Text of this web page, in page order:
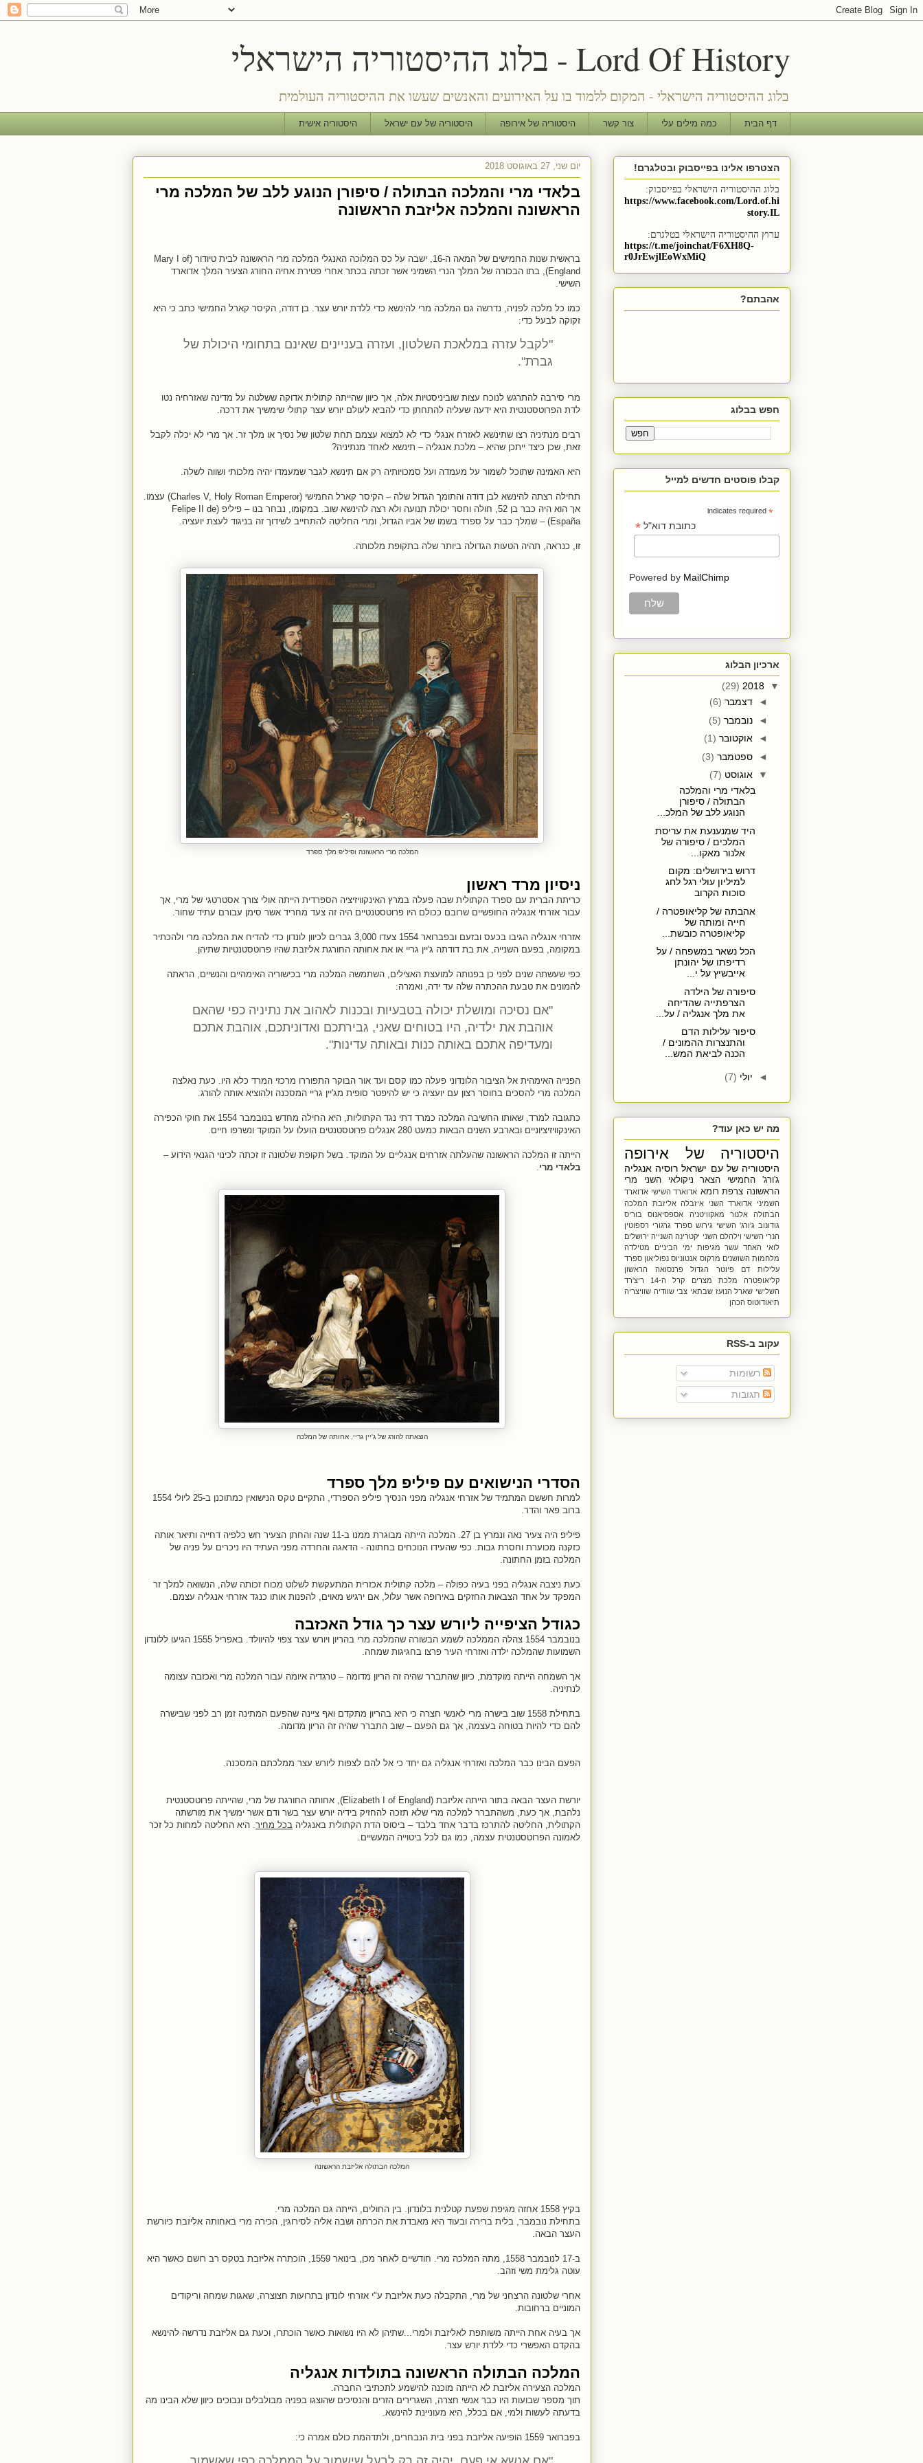
Lord Of History - בלוג ההיסטוריה הישראלי
בלוג ההיסטוריה הישראלי - המקום ללמוד בו על האירועים והאנשים שעשו את ההיסטוריה העולמית
דף הבית כמה מילים עלי צור קשר היסטוריה של אירופה היסטוריה של עם ישראל היסטוריה אישית
יום שני, 27 באוגוסט 2018
בלאדי מרי והמלכה הבתולה / סיפורן הנוגע ללב של המלכה מרי
הראשונה והמלכה אליזבת הראשונה
בראשית שנות החמישים של המאה ה-16, ישבה על כס המלוכה האנגלי המלכה מרי הראשונה לבית טיודור (Mary I of
England), בתו הבכורה של המלך הנרי השמיני אשר זכתה בכתר אחרי פטירת אחיה החורג הצעיר המלך אדוארד
השישי.
כמו כל מלכה לפניה, נדרשה גם המלכה מרי להינשא כדי ללדת יורש עצר. בן דודה, הקיסר קארל החמישי כתב כי היא
זקוקה לבעל כדי:
"לקבל עזרה במלאכת השלטון, ועזרה בעניינים שאינם בתחומי היכולת של
גברת".
מרי סירבה להתרגש לנוכח עצות שוביניסטיות אלה, אך כיוון שהייתה קתולית אדוקה ששלטה על מדינה שאזרחיה נטו
לדת הפרוטסטנטית היא ידעה שעליה להתחתן כדי להביא לעולם יורש עצר קתולי שימשיך את דרכה.
רבים מנתיניה רצו שתינשא לאזרח אנגלי כדי לא למצוא עצמם תחת שלטון של נסיך או מלך זר. אך מרי לא יכלה לקבל
זאת, שכן כיצד ייתכן שהיא – מלכת אנגליה – תינשא לאחד מנתיניה?
היא האמינה שתוכל לשמור על מעמדה ועל סמכויותיה רק אם תינשא לגבר שמעמדו יהיה מלכותי ושווה לשלה.
תחילה רצתה להינשא לבן דודה והתומך הגדול שלה – הקיסר קארל החמישי (Charles V, Holy Roman Emperor) עצמו.
אך הוא היה כבר בן 52, חולה וחסר יכולת תנועה ולא רצה להינשא שוב.
במקומו, נבחר בנו – פיליפ (Felipe II de
España) – שמלך כבר על ספרד בשמו של אביו הגדול, ומרי החליטה להתחייב לשידוך זה בניגוד לעצת יועציה.
זו, כנראה, תהיה הטעות הגדולה ביותר שלה בתקופת מלכותה.
המלכה מרי הראשונה ופיליפ מלך ספרד
ניסיון מרד ראשון
כריתת הברית עם ספרד הקתולית שבה פעלה במרץ האינקוויזיציה הספרדית הייתה אולי צורך אסטרטגי של מרי, אך
עבור אזרחי אנגליה החופשיים שרובם ככולם היו פרוטסטנטיים היה זה צעד מחריד אשר סימן עבורם עתיד שחור.
אזרחי אנגליה הגיבו בכעס ובזעם ובפברואר 1554 צעדו 3,000 גברים לכיוון לונדון כדי להדיח את המלכה מרי ולהכתיר
במקומה, בפעם השנייה, את בת דודתה ג'יין גריי או את אחותה החורגת אליזבת שהיו פרוטסטנטיות שתיהן.
כפי שעשתה שנים לפני כן בפנותה למועצת האצילים, השתמשה המלכה מרי בכישוריה האימהיים והנשיים, הראתה
להמונים את טבעת ההכתרה שלה עד ידה, ואמרה:
"אם נסיכה ומושלת יכולה בטבעיות ובכנות לאהוב את נתיניה כפי שהאם
אוהבת את ילדיה, היו בטוחים שאני, גבירתכם ואדוניתכם, אוהבת אתכם
ומעדיפה אתכם באותה כנות ובאותה עדינות".
הפנייה האימהית אל הציבור הלונדוני פעלה כמו קסם ועד אור הבוקר התפוררו מרכזי המרד כלא היו. כעת נאלצה
המלכה מרי להסכים בחוסר רצון עם יועציה כי יש להיפטר סופית מג'יין גריי המסכנה ולהוציא אותה להורג.
כתגובה למרד, שאותו החשיבה המלכה כמרד דתי נגד הקתוליות, היא החילה מחדש בנובמבר 1554 את חוקי הכפירה
האינקוויזיציוניים ובארבע השנים הבאות כמעט 280 אנגלים פרוטסטנטים הועלו על המוקד ונשרפו חיים.
הייתה זו המלכה הראשונה שהעלתה אזרחים אנגליים על המוקד. בשל תקופת שלטונה זו זכתה לכינוי הגנאי הידוע –
בלאדי מרי.
הוצאתה להורג של ג'יין גריי, אחותה של המלכה
הסדרי הנישואים עם פיליפ מלך ספרד
למרות חששם המתמיד של אזרחי אנגליה מפני הנסיך פיליפ הספרדי
, התקיים טקס הנישואין כמתוכנן ב-25 ליולי 1554
ברוב פאר והדר.
פיליפ היה צעיר נאה ונמרץ בן 27. המלכה הייתה מבוגרת ממנו ב-11 שנה והחתן הצעיר חש כלפיה דחייה ותיאר אותה
כזקנה מכוערת וחסרת גבות. כפי שהעידו הנוכחים בחתונה - הדאגה והחרדה מפני העתיד היו ניכרים על פניה של
המלכה בזמן החתונה.
כעת ניצבה אנגליה בפני בעיה כפולה – מלכה קתולית אכזרית המתעקשת לשלוט מכוח זכותה שלה, הנשואה למלך זר
המפקד על אחד הצבאות החזקים באירופה אשר עלול, אם ירגיש מאוים, להפנות אותו כנגד אזרחי אנגליה עצמם.
כגודל הציפייה ליורש עצר כך גודל האכזבה
בנובמבר 1554 צהלה הממלכה לשמע הבשורה שהמלכה מרי בהריון ויורש עצר צפוי להיוולד.
באפריל 1555 הגיעו ללונדון
השמועות שהמלכה ילדה ואזרחי העיר פרצו בחגיגות שמחה.
אך השמחה הייתה מוקדמת, כיוון שהתברר שהיה זה הריון מדומה – טרגדיה איומה עבור המלכה מרי ואכזבה עצומה
לנתיניה.
בתחילת 1558 שוב בישרה מרי לאנשי חצרה כי היא בהריון מתקדם ואף ציינה שהפעם המתינה זמן רב לפני שבישרה
להם כדי להיות בטוחה בעצמה, אך גם הפעם – שוב התברר שהיה זה הריון מדומה.
הפעם הבינו כבר המלכה ואזרחי אנגליה גם יחד כי אל להם לצפות ליורש עצר ממלכתם המסכנה.
יורשת העצר הבאה בתור הייתה אליזבת (Elizabeth I of England), אחותה החורגת של מרי, שהייתה פרוטסטנטית
נלהבת, אך כעת, משהתברר למלכה מרי שלא תזכה להחזיק בידיה יורש עצר בשר ודם אשר ימשיך את מורשתה
הקתולית, החליטה להתרכז בדבר אחד בלבד – ביסוס הדת הקתולית באנגליה בכל מחיר . היא החליטה למחות כל זכר
לאמונה הפרוטסטנטית עצמה, כמו גם לכל ביטוייה המעשיים.
המלכה הבתולה אליזבת הראשונה
בקיץ 1558 אחזה מגיפת שפעת קטלנית בלונדון. בין החולים, הייתה גם המלכה מרי.
בתחילת נובמבר, בלית ברירה ובעוד היא מאבדת את הכרתה ושבה אליה לסירוגין, הכירה מרי באחותה אליזבת כיורשת
העצר הבאה.
ב-17 לנובמבר 1558, מתה המלכה מרי. חודשיים לאחר מכן,
בינואר 1559, הוכתרה אליזבת בטקס רב רושם כאשר היא
עוטה גלימת משי וזהב.
אחרי שלטונה הרצחני של מרי, התקבלה כעת אליזבת ע"י אזרחי לונדון בתרועות חצוצרה, שאגות שמחה וריקודים
המוניים ברחובות.
אך בעיה אחת הייתה משותפת לאליזבת ולמרי...שתיהן לא היו נשואות כאשר הוכתרו, וכעת גם אליזבת נדרשה להינשא
בהקדם האפשרי כדי ללדת יורש עצר.
המלכה הבתולה הראשונה בתולדות אנגליה
המלכה הצעירה אליזבת לא הייתה מוכנה להישמע לתכתיבי החברה.
תוך מספר שבועות היו כבר אנשי חצרה, השגרירים הזרים והנסיכים שהוצגו בפניה מבולבלים ונבוכים כיוון שלא הבינו מה
בדעתה לעשות ולמי, אם בכלל, היא מעוניינת להינשא.
בפברואר 1559 הופיעה אליזבת בפני בית הנבחרים, ולתדהמת כולם אמרה כי:
הצטרפו אלינו בפייסבוק ובטלגרם!
בלוג ההיסטוריה הישראלי בפייסבוק:
https://www.facebook.com/Lord.of.hi
story.IL
ערוץ ההיסטוריה הישראלי בטלגרם:
https://t.me/joinchat/F6XH8Q-
r0JrEwjlEoWxMiQ
אהבתם?
חפש בבלוג
קבלו פוסטים חדשים למייל
*
indicates required
כתובת דוא"ל*
Powered by MailChimp
ארכיון הבלוג
▼
2018
(29)
◄ דצמבר (6)
◄ נובמבר (5)
◄ אוקטובר (1)
◄ ספטמבר (3)
▼ אוגוסט (7)
בלאדי מרי והמלכה
הבתולה / סיפורן
הנוגע ללב של המלכ...
היד שמנענעת את עריסת
המלכים / סיפורה של
אלנור מאקו...
דרוש בירושלים: מקום
למיליון עולי רגל לחג
סוכות הקרוב
אהבתה של קליאופטרה /
חייה ומותה של
קליאופטרה כובשת...
הכל נשאר במשפחה / על
רדיפתו של יהונתן
אייבשיץ על י...
סיפורה של הילדה
הצרפתייה שהדיחה
את מלך אנגליה / על...
סיפור עלילות הדם
והתנצרות ההמונים /
הכנה לביאת המש...
◄ יולי (7)
מה יש כאן עוד?
היסטוריה של אירופה
היסטוריה של עם ישראל רוסיה אנגליה
ג'ורג' החמישי הצאר ניקולאי השני
מרי
הראשונה צרפת רומא אדוארד השישי אדוארד
השמיני
אדוארד השני איזבלה אליזבת המלכה
הבתולה
אלנור מאקוויטניה אספסיאנוס
בוריס
גודונוב ג'ורג' השישי גירוש ספרד גרגורי רספוטין
הנרי השישי וילהלם השני יקטרינה השנייה ירושלים
לואי האחד עשר
מגיפות ימי הביניים
מטילדה
מלחמות השושנים מרקוס אנטוניוס נפוליאון ספרד
עלילות דם
פיוטר הגדול
פרנסואה הראשון
קליאופטרה מלכת מצרים
קרל ה-14
ריצ'רד
השלישי שארל הנועז שבתאי צבי שוודיה שוויצריה
תיאודוטוס הכהן
עקוב ב-RSS
רשומות
תגובות